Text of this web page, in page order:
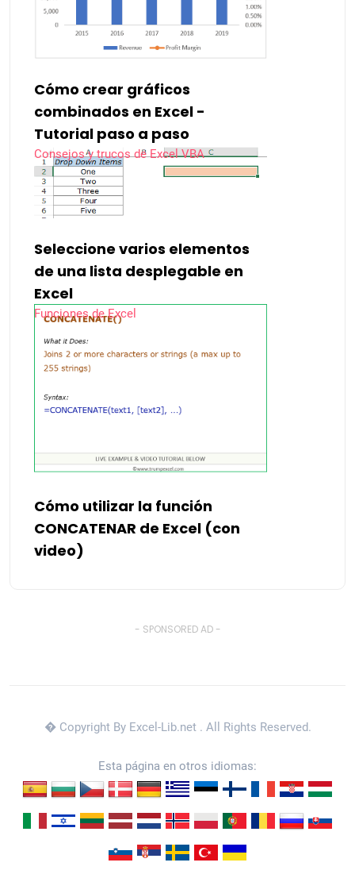
Cómo crear gráficos
combinados en Excel -
Tutorial paso a paso
Consejos y trucos de Excel VBA
Seleccione varios elementos
de una lista desplegable en
Excel
Funciones de Excel
Cómo utilizar la función
CONCATENAR de Excel (con
video)
- SPONSORED AD -
� Copyright By Excel-Lib.net . All Rights Reserved.
Esta página en otros idiomas: